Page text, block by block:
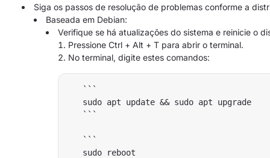
Siga os passos de resolução de problemas conforme a
Baseada em Debian:
Verifique se há atualizações do sistema e reinicie o
Pressione Ctrl + Alt + T para abrir o terminal.
No terminal, digite estes comandos:
   ```
   sudo apt update && sudo apt upgrade
   ```
   ```
   sudo reboot